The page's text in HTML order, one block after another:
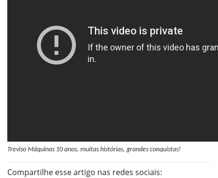
Treviso Máquinas 10 anos, muitas histórias, grandes conquistas!
Compartilhe esse artigo nas redes sociais: